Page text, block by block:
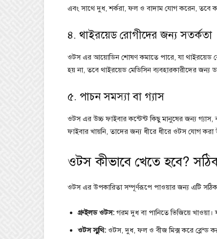
এবং সাথে দুধ, শর্করা, ফল ও বাদাম যোগ করেন, তবে
৪. থাইরয়েড রোগীদের জন্য সতর্কতা
ওটস এর আয়োডিন শোষণ কমাতে পারে, যা থাইরয়েড
হয় না, তবে থাইরয়েড মেডিসিন ব্যবহারকারীদের জন্য
৫. পাচন সমস্যা বা গ্যাস
ওটস এর উচ্চ ফাইবার কন্টেন্ট কিছু মানুষের জন্য
ফাইবার খায়নি, তাদের জন্য ধীরে ধীরে ওটস যোগ করা
ওটস কীভাবে খেতে হবে?
ওটস এর উপকারিতা সম্পূর্ণরূপে পাওয়ার জন্য এটি
গ্রুইলড ওটস: গরম দুধ বা পানিতে ভিজিয়ে
ওটস স্মুথি: ওটস, দুধ, ফল ও বীজ মিক্স করে ব্লেন্ড